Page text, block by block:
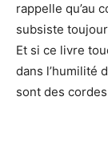
rappelle qu’au
subsiste
Et si ce livre
dans l’humilité
sont des